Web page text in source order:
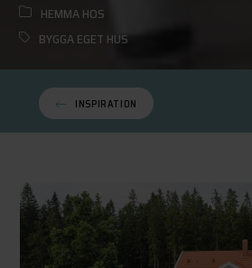
HEMMA HOS
BYGGA EGET HUS
INSPIRATION